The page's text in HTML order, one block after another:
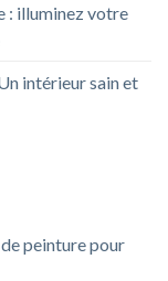
: illuminez votre
intérieur sain et
peinture pour